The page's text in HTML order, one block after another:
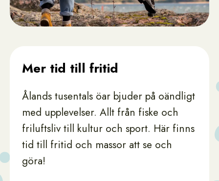
Mer tid till fritid
Ålands tusentals öar bjuder på oändligt
med upplevelser. Allt från fiske och
friluftsliv till kultur och sport. Här finns
tid till fritid och massor att se och
göra!